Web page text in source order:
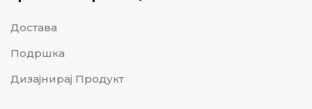
Достава
Подршка
Дизајнирај Продукт